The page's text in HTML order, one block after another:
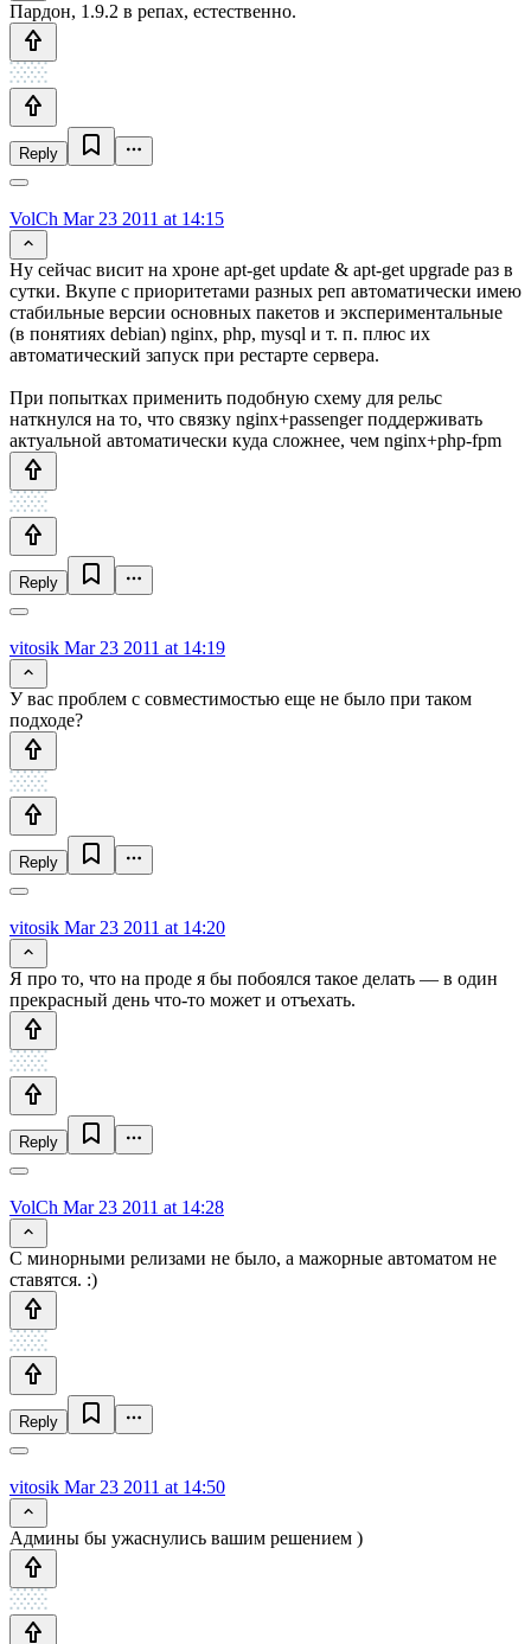
Пардон, 1.9.2 в репах, естественно.
Reply
VolCh Mar 23 2011 at 14:15
Ну сейчас висит на хроне apt-get update & apt-get upgrade раз в
сутки. Вкупе с приоритетами разных реп автоматичеcки имею
стабильные версии основных пакетов и экспериментальные
(в понятиях debian) nginx, php, mysql и т. п. плюс их
автоматический запуск при рестарте сервера.
При попытках применить подобную схему для рельс
наткнулся на то, что связку nginx+passenger поддерживать
актуальной автоматически куда сложнее, чем nginx+php-fpm
Reply
vitosik Mar 23 2011 at 14:19
У вас проблем с совместимостью еще не было при таком
подходе?
Reply
vitosik Mar 23 2011 at 14:20
Я про то, что на проде я бы побоялся такое делать — в один
прекрасный день что-то может и отъехать.
Reply
VolCh Mar 23 2011 at 14:28
С минорными релизами не было, а мажорные автоматом не
ставятся. :)
Reply
vitosik Mar 23 2011 at 14:50
Админы бы ужаснулись вашим решением )